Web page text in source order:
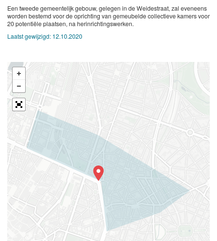
Een tweede gemeentelijk gebouw, gelegen in de Weidestraat, zal eveneens
worden bestemd voor de oprichting van gemeubelde collectieve kamers voor
20 potentiële plaatsen, na herinrichtingswerken.
Laatst gewijzigd: 12.10.2020